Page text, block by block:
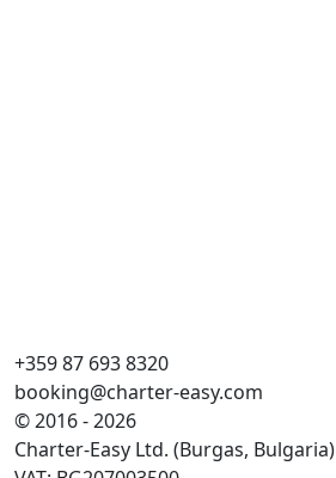
+359 87 693 8320
booking@charter-easy.com
© 2016 - 2026
Charter-Easy Ltd. (Burgas, Bulgaria)